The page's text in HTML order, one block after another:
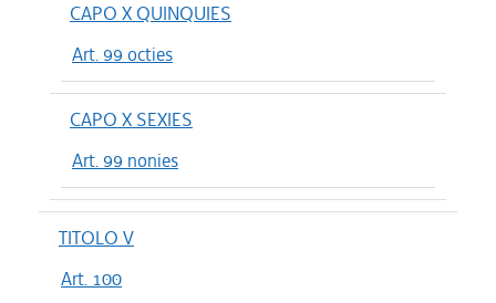
CAPO X QUINQUIES
Art. 99 octies
CAPO X SEXIES
Art. 99 nonies
TITOLO V
Art. 100